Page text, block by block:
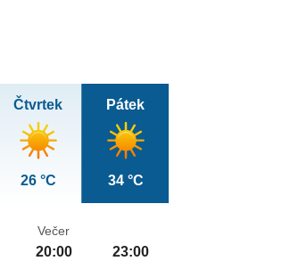
Čtvrtek
26 °C
Pátek
34 °C
Večer
20:00 23:00